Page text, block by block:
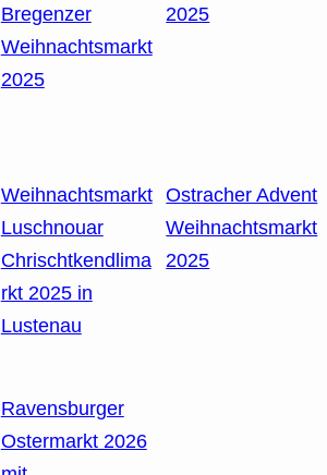
Bregenzer
Weihnachtsmarkt
2025
2025
Weihnachtsmarkt
Luschnouar
Chrischtkendlima
rkt 2025 in
Lustenau
Ostracher Advent
Weihnachtsmarkt
2025
Ravensburger
Ostermarkt 2026